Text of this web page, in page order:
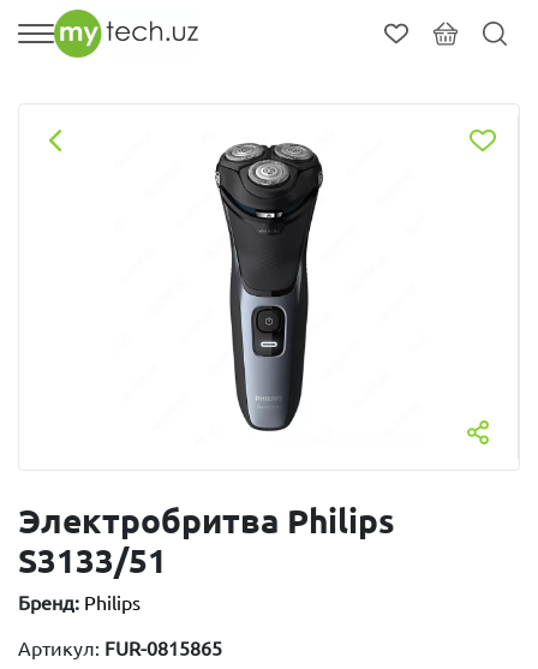
Электробритва Philips
S3133/51
Бренд: Philips
Артикул: FUR-0815865